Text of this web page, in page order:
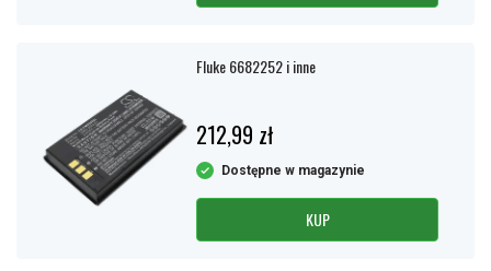
Fluke 6682252 i inne
212,99 zł
Dostępne w magazynie
KUP